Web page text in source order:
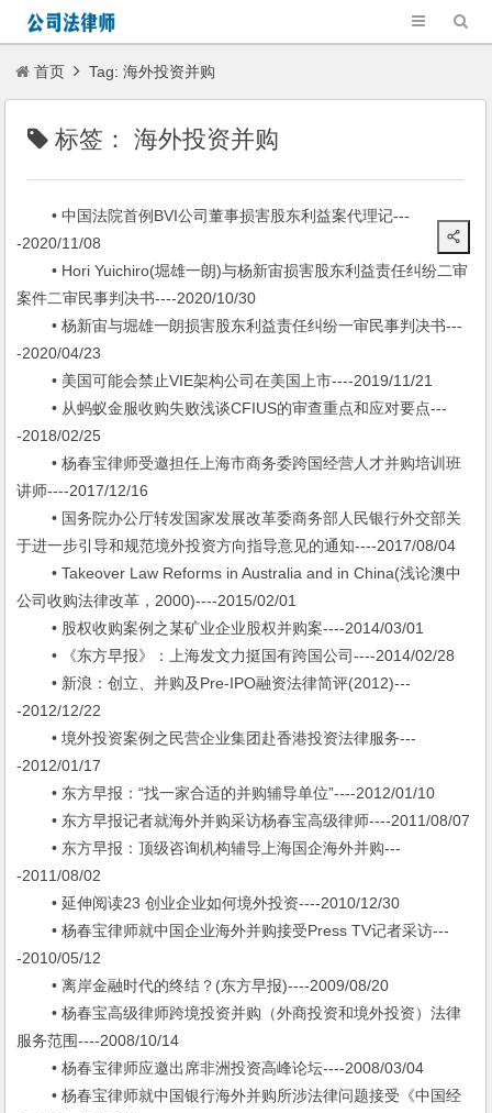
首页 Tag: 海外投资并购
标签：海外投资并购
• 中国法院首例BVI公司董事损害股东利益案代理记---
-2020/11/08
• Hori Yuichiro(堀雄一朗)与杨新宙损害股东利益责任纠纷二审
案件二审民事判决书----2020/10/30
• 杨新宙与堀雄一朗损害股东利益责任纠纷一审民事判决书---
-2020/04/23
• 美国可能会禁止VIE架构公司在美国上市----2019/11/21
• 从蚂蚁金服收购失败浅谈CFIUS的审查重点和应对要点---
-2018/02/25
• 杨春宝律师受邀担任上海市商务委跨国经营人才并购培训班
讲师----2017/12/16
• 国务院办公厅转发国家发展改革委商务部人民银行外交部关
于进一步引导和规范境外投资方向指导意见的通知----2017/08/04
• Takeover Law Reforms in Australia and in China(浅论澳中
公司收购法律改革，2000)----2015/02/01
• 股权收购案例之某矿业企业股权并购案----2014/03/01
• 《东方早报》：上海发文力挺国有跨国公司----2014/02/28
• 新浪：创立、并购及Pre-IPO融资法律简评(2012)---
-2012/12/22
• 境外投资案例之民营企业集团赴香港投资法律服务---
-2012/01/17
• 东方早报：“找一家合适的并购辅导单位”----2012/01/10
• 东方早报记者就海外并购采访杨春宝高级律师----2011/08/07
• 东方早报：顶级咨询机构辅导上海国企海外并购---
-2011/08/02
• 延伸阅读23 创业企业如何境外投资----2010/12/30
• 杨春宝律师就中国企业海外并购接受Press TV记者采访---
-2010/05/12
• 离岸金融时代的终结？(东方早报)----2009/08/20
• 杨春宝高级律师跨境投资并购（外商投资和境外投资）法律
服务范围----2008/10/14
• 杨春宝律师应邀出席非洲投资高峰论坛----2008/03/04
• 杨春宝律师就中国银行海外并购所涉法律问题接受《中国经